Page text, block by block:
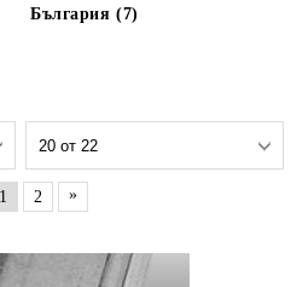
България (7)
1 2 »